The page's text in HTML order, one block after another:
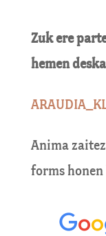
Zuk ere
hemen
Anima
forms honen